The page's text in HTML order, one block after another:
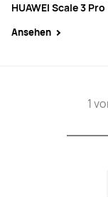
HUAWEI Scale 3 Pro
Ansehen
1